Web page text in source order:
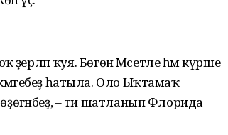
ҡуя. Бөгөн Мәсетле һәм күрше
һатыла. Оло Ыҡтамаҡ
– ти шатланып Флорида